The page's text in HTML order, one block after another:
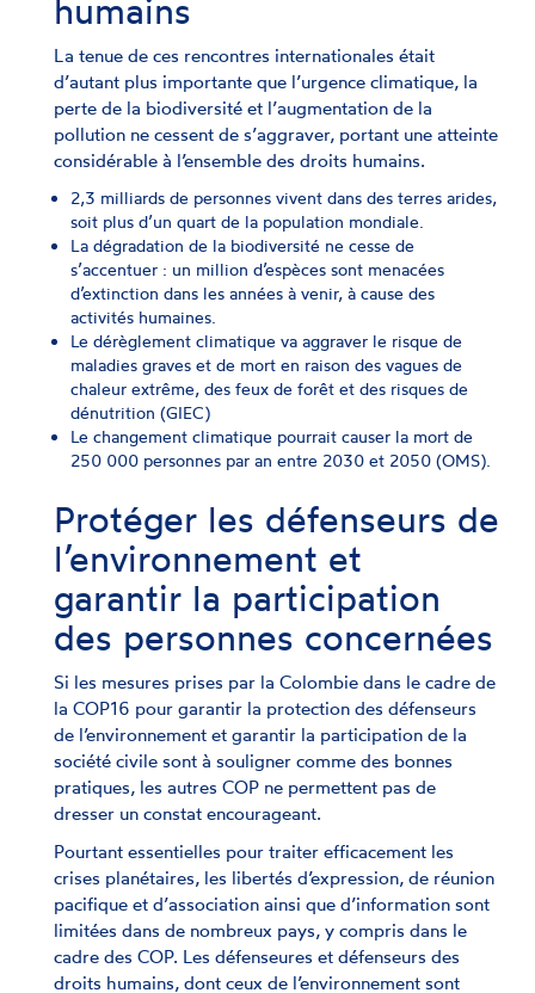
humains
La tenue de ces rencontres internationales était
d’autant plus importante que l’urgence climatique, la
perte de la biodiversité et l’augmentation de la
pollution ne cessent de s’aggraver, portant une atteinte
considérable à l’ensemble des droits humains.
2,3 milliards de personnes vivent dans des terres arides,
soit plus d’un quart de la population mondiale.
La dégradation de la biodiversité ne cesse de
s’accentuer : un million d’espèces sont menacées
d’extinction dans les années à venir, à cause des
activités humaines.
Le dérèglement climatique va aggraver le risque de
maladies graves et de mort en raison des vagues de
chaleur extrême, des feux de forêt et des risques de
dénutrition (GIEC)
Le changement climatique pourrait causer la mort de
250 000 personnes par an entre 2030 et 2050 (OMS).
Protéger les défenseurs de
l’environnement et
garantir la participation
des personnes concernées
Si les mesures prises par la Colombie dans le cadre de
la COP16 pour garantir la protection des défenseurs
de l’environnement et garantir la participation de la
société civile sont à souligner comme des bonnes
pratiques, les autres COP ne permettent pas de
dresser un constat encourageant.
Pourtant essentielles pour traiter efficacement les
crises planétaires, les libertés d’expression, de réunion
pacifique et d’association ainsi que d’information sont
limitées dans de nombreux pays, y compris dans le
cadre des COP. Les défenseures et défenseurs des
droits humains, dont ceux de l’environnement sont